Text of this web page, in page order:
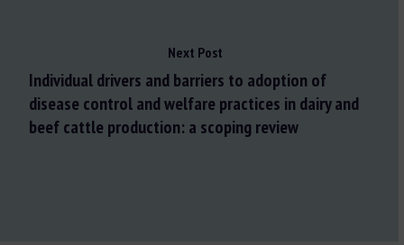
Next Post
Individual drivers and barriers to adoption of
disease control and welfare practices in dairy and
beef cattle production: a scoping review